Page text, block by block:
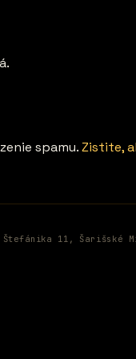
spamu.Zistite,
11, Šarišské